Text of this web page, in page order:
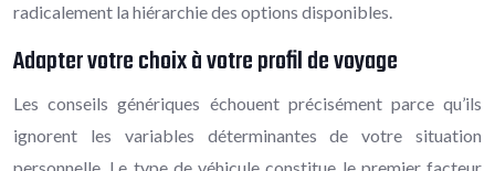
radicalement la hiérarchie des options disponibles.
Adapter votre choix à votre profil de voyage
Les conseils génériques échouent précisément parce qu’ils
ignorent les variables déterminantes de votre situation